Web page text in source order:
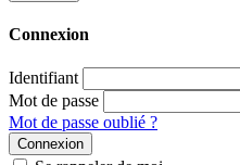
Connexion
Identifiant
Mot de passe
Mot de passe oublié ?
Connexion